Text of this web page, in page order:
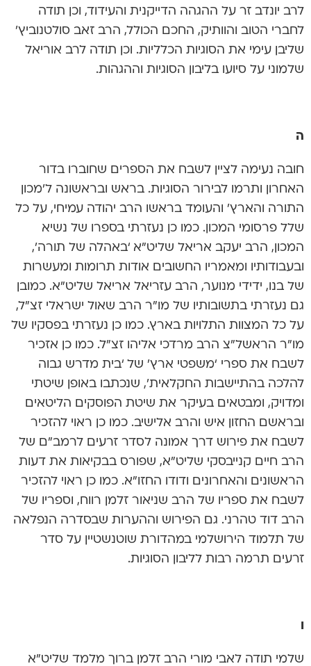
לרב יונדב זר על ההגהה הדייקנית והעידוד, וכן תודה
לחברי הטוב והוותיק, החכם הכולל, הרב זאב סולטנוביץ’
שליבן עימי את הסוגיות הכלליות. וכן תודה לרב אוריאל
שלמוני על סיועו בליבון הסוגיות וההגהות.
ה
חובה נעימה לציין לשבח את הספרים שחוברו בדור
האחרון ותרמו לבירור הסוגיות. בראש ובראשונה ל’מכון
התורה והארץ’ והעומד בראשו הרב יהודה עמיחי, על כל
שלל פרסומי המכון. כמו כן נעזרתי בספרו של נשיא
המכון, הרב יעקב אריאל שליט”א ‘באהלה של תורה’,
ובעבודותיו ומאמריו החשובים אודות תרומות ומעשרות
של בנו, ידידי מנוער, הרב עזריאל אריאל שליט”א. כמובן
גם נעזרתי בתשובותיו של מו”ר הרב שאול ישראלי זצ”ל,
על כל המצוות התלויות בארץ. כמו כן נעזרתי בפסקיו של
מו”ר הראשל”צ הרב מרדכי אליהו זצ”ל. כמו כן אזכיר
לשבח את ספרי ‘משפטי ארץ’ של ‘בית מדרש גבוה
להלכה בהתיישבות החקלאית’, שנכתבו באופן שיטתי
ומדויק, ומבטאים בעיקר את שיטת הפוסקים הליטאים
ובראשם החזון איש והרב אלישיב. כמו כן ראוי להזכיר
לשבח את פירוש דרך אמונה לסדר זרעים לרמב”ם של
הרב חיים קנייבסקי שליט”א, שפורס בבקיאות את דעות
הראשונים והאחרונים ודודו החזו”א. כמו כן ראוי להזכיר
לשבח את ספריו של הרב שניאור זלמן רווח, וספריו של
הרב דוד טהרני. גם הפירוש וההערות שבסדרה הנפלאה
של תלמוד הירושלמי במהדורת שוטנשטיין על סדר
זרעים תרמה רבות לליבון הסוגיות.
שלמי תודה לאבי מורי הרב זלמן ברוך מלמד שליט”א